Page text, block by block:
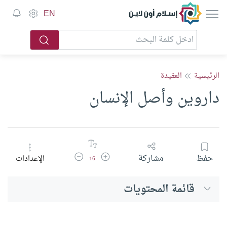
إسلام أون لاين EN
الرئيسية العقيدة
داروين وأصل الإنسان
حفظ مشاركة زيادة حجم الخط
16 تقليل حجم الخطالإعدادات
قائمة المحتويات